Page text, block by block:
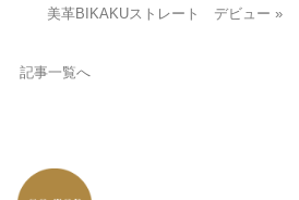
美革BIKAKUストレート デビュー »
記事一覧へ